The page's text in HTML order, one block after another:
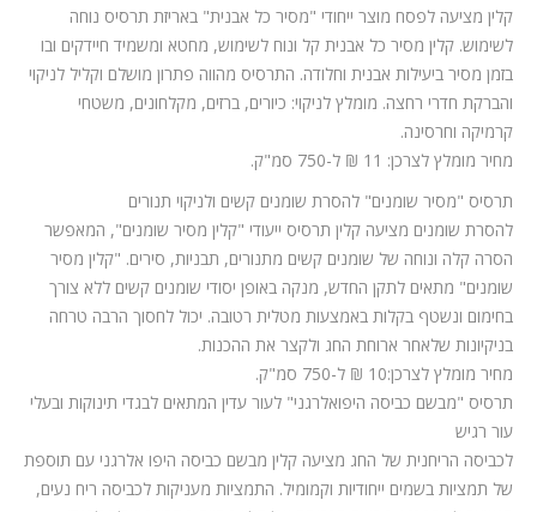
קלין מציעה לפסח מוצר ייחודי "מסיר כל אבנית" באריזת תרסיס נוחה
לשימוש. קלין מסיר כל אבנית קל ונוח לשימוש, מחטא ומשמיד חיידקים ובו
בזמן מסיר ביעילות אבנית וחלודה. התרסיס מהווה פתרון מושלם וקליל לניקוי
והברקת חדרי רחצה. מומלץ לניקוי: כיורים, ברזים, מקלחונים, משטחי
קרמיקה וחרסינה.
מחיר מומלץ לצרכן: 11 ₪ ל-750 סמ"ק.
תרסיס "מסיר שומנים" להסרת שומנים קשים ולניקוי תנורים
להסרת שומנים מציעה קלין תרסיס ייעודי "קלין מסיר שומנים", המאפשר
הסרה קלה ונוחה של שומנים קשים מתנורים, תבניות, סירים. "קלין מסיר
שומנים" מתאים לתקן החדש, מנקה באופן יסודי שומנים קשים ללא צורך
בחימום ונשטף בקלות באמצעות מטלית רטובה. יכול לחסוך הרבה טרחה
בניקיונות שלאחר ארוחת החג ולקצר את ההכנות.
מחיר מומלץ לצרכן:10 ₪ ל-750 סמ"ק.
תרסיס "מבשם כביסה היפואלרגני" לעור עדין המתאים לבגדי תינוקות ובעלי
עור רגיש
לכביסה הריחנית של החג מציעה קלין מבשם כביסה היפו אלרגני עם תוספת
של תמציות בשמים ייחודיות וקמומיל. התמציות מעניקות לכביסה ריח נעים,